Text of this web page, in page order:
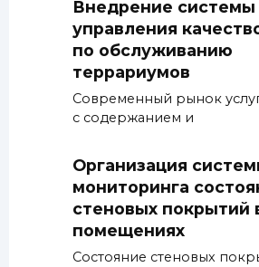
Внедрение системы
управления
по обслуживанию
террариумов
Современный рынок
с содержанием и
Организация
мониторинга
стеновых покрытий
помещениях
Состояние стеновых